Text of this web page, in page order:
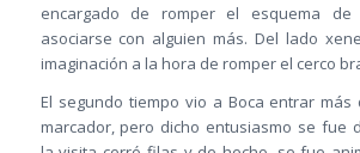
encargado de romper el esquema
asociarse con alguien más. Del lado
imaginación a la hora de romper el cerco
El segundo tiempo vio a Boca entrar
marcador, pero dicho entusiasmo se fue